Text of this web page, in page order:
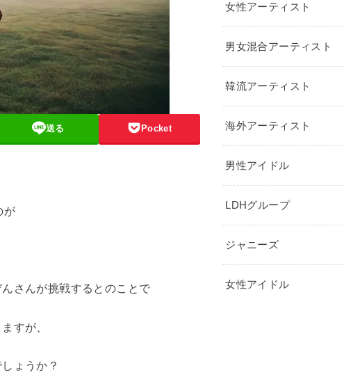
送る Pocket
が
さんが挑戦するとのことで
すが、
ょうか？
女性アーティスト
男女混合アーティスト
韓流アーティスト
海外アーティスト
男性アイドル
LDHグループ
ジャニーズ
女性アイドル